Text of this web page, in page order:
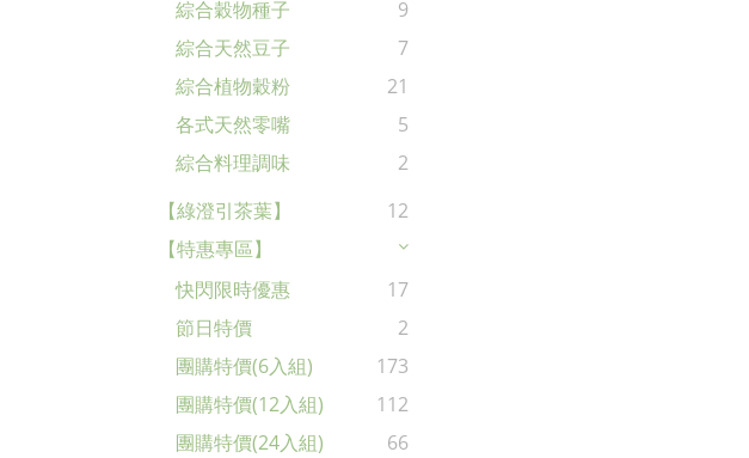
綜合穀物種子
9
綜合天然豆子
7
綜合植物穀粉
21
各式天然零嘴
5
綜合料理調味
2
【綠澄引茶葉】
12
【特惠專區】
快閃限時優惠
17
節日特價
2
團購特價(6入組)
173
團購特價(12入組)
112
團購特價(24入組)
66